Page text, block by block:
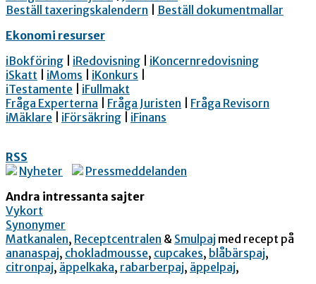
Beställ taxeringskalendern
Beställ dokumentmallar
Ekonomi resurser
iBokföring
iRedovisning
iKoncernredovisning
iSkatt
iMoms iKonkurs
iTestamente
iFullmakt
Fråga Experterna
Fråga Juristen
Fråga Revisorn
iMäklare
iFörsäkring iFinans
RSS
Nyheter
Pressmeddelanden
Andra intressanta sajter
Vykort
Synonymer
Matkanalen, Receptcentralen & Smulpaj med recept på
ananaspaj, chokladmousse, cupcakes, blåbärspaj,
citronpaj, äppelkaka, rabarberpaj, äppelpaj,